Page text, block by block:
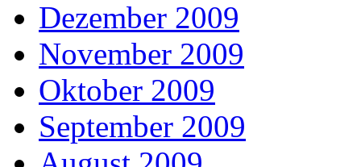
Dezember 2009
November 2009
Oktober 2009
September 2009